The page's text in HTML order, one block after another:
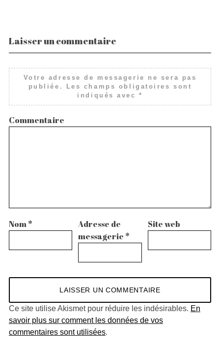
Laisser un commentaire
Votre adresse de messagerie ne sera pas
publiée.
Les champs obligatoires sont
indiqués avec*
Commentaire
Nom*
Adresse de
messagerie *
Site web
Ce site utilise Akismet pour réduire les indésirables. En
savoir plus sur comment les données de vos
commentaires sont utilisées.